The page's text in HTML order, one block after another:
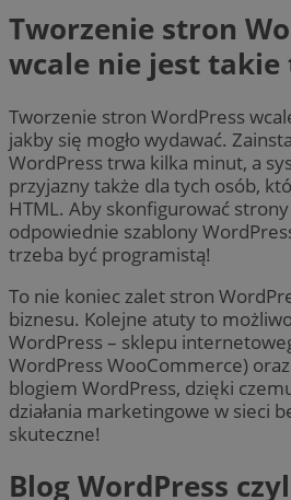
Tworzenie stron
wcale nie jest takie
Tworzenie stron WordPress
jakby się mogło wydawać.
WordPress trwa kilka minut, a
przyjazny także dla tych osób,
HTML. Aby skonfigurować
odpowiednie szablony
trzeba być programistą!
To nie koniec zalet stron
biznesu. Kolejne atuty to
WordPress – sklepu
WordPress WooCommerce)
blogiem WordPress, dzięki
działania marketingowe w sieci
skuteczne!
Blog WordPress